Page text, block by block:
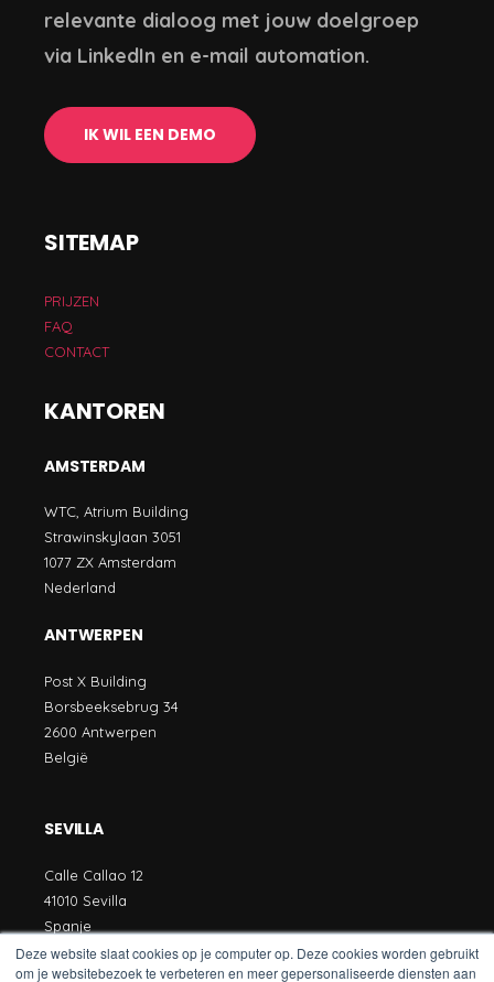
Deze website slaat cookies op je computer op. Deze cookies worden gebruikt
om je websitebezoek te verbeteren en meer gepersonaliseerde diensten aan
relevante dialoog met jouw doelgroep
via LinkedIn en e-mail automation.
IK WIL EEN DEMO
SITEMAP
PRIJZEN
FAQ
CONTACT
KANTOREN
AMSTERDAM
WTC, Atrium Building
Strawinskylaan 3051
1077 ZX Amsterdam
Nederland
ANTWERPEN
Post X Building
Borsbeeksebrug 34
2600 Antwerpen
België
SEVILLA
Calle Callao 12
41010 Sevilla
Spanje